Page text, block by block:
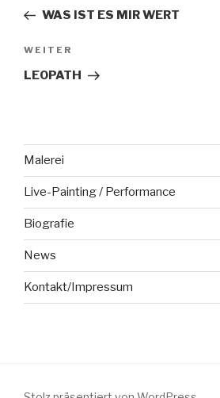
Beitrag
WAS IST ES MIR WERT
Nächster
Beitrag
WEITER
LEOPATH
Malerei
Live-Painting / Performance
Biografie
News
Kontakt/Impressum